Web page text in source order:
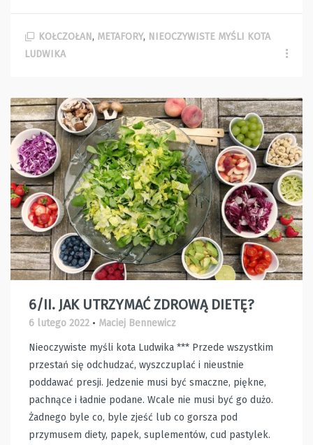
KOŁCZOŁAN, METAFORY, NIEOCZYWISTE MYŚLI KOTA
LUDWIKA
6/II. JAK UTRZYMAĆ ZDROWĄ DIETĘ?
6 lutego 2022 • Maciej Bennewicz
Nieoczywiste myśli kota Ludwika *** Przede wszystkim
przestań się odchudzać, wyszczuplać i nieustnie
poddawać presji. Jedzenie musi być smaczne, piękne,
pachnące i ładnie podane. Wcale nie musi być go dużo.
Żadnego byle co, byle zjeść lub co gorsza pod
przymusem diety, papek, suplementów, cud pastylek.